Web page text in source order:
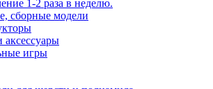
1-2 раза в неделю.
сборные модели
игры